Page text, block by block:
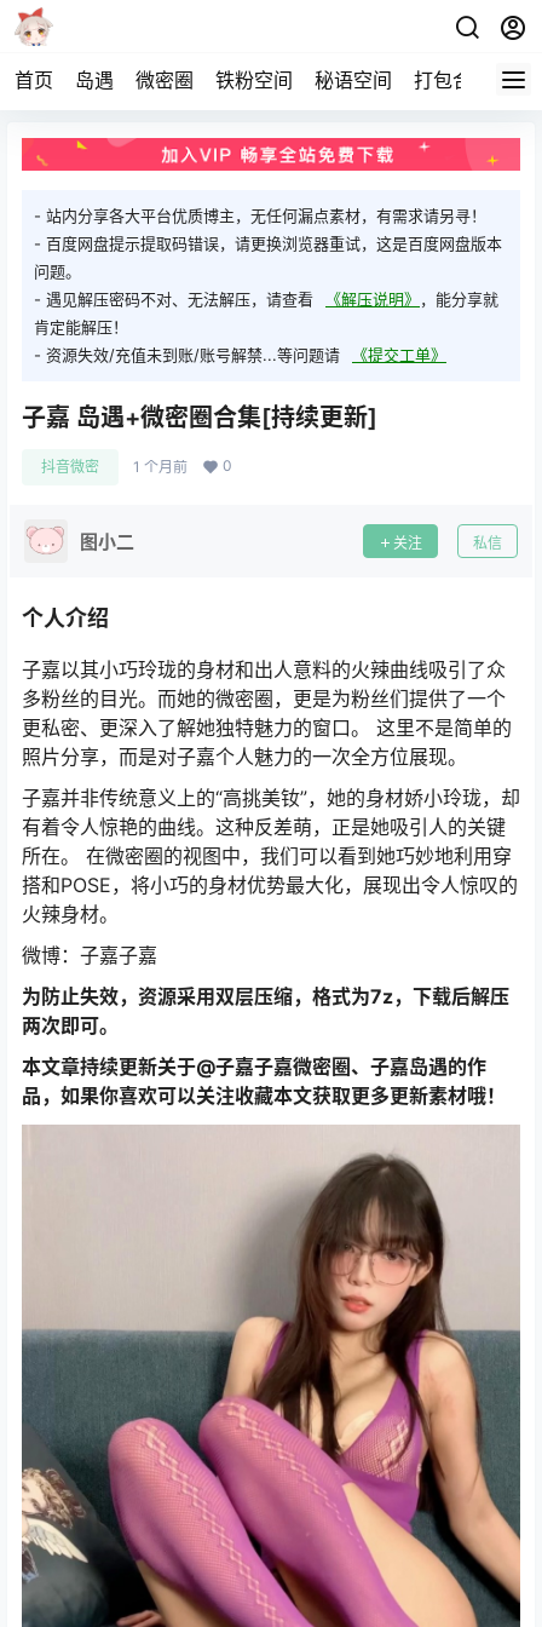
首页 岛遇 微密圈 铁粉空间 秘语空间 打包合集 关
- 站内分享各大平台优质博主，无任何漏点素材，有需求请另寻！
- 百度网盘提示提取码错误，请更换浏览器重试，这是百度网盘版本
问题。
- 遇见解压密码不对、无法解压，请查看
《解压说明》 ，能分享就
肯定能解压！
- 资源失效/充值未到账/账号解禁...等问题请
《提交工单》
子嘉 岛遇+微密圈合集[持续更新]
抖音微密 1 个月前 0
图小二 关注 私信
个人介绍
子嘉以其小巧玲珑的身材和出人意料的火辣曲线吸引了众
多粉丝的目光。而她的微密圈，更是为粉丝们提供了一个
更私密、更深入了解她独特魅力的窗口。 这里不是简单的
照片分享，而是对子嘉个人魅力的一次全方位展现。
子嘉并非传统意义上的“高挑美钕”，她的身材娇小玲珑，却
有着令人惊艳的曲线。这种反差萌，正是她吸引人的关键
所在。 在微密圈的视图中，我们可以看到她巧妙地利用穿
搭和POSE，将小巧的身材优势最大化，展现出令人惊叹的
火辣身材。
微博：子嘉子嘉
为防止失效，资源采用双层压缩，格式为7z，下载后解压
两次即可。
本文章持续更新关于@子嘉子嘉微密圈、子嘉岛遇的作
品，如果你喜欢可以关注收藏本文获取更多更新素材哦！